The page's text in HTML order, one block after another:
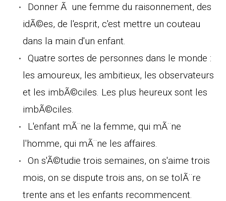
Donner Ã une femme du raisonnement, des
idÃ©es, de l'esprit, c'est mettre un couteau
dans la main d'un enfant.
Quatre sortes de personnes dans le monde :
les amoureux, les ambitieux, les observateurs
et les imbÃ©ciles. Les plus heureux sont les
imbÃ©ciles.
L'enfant mÃ¨ne la femme, qui mÃ¨ne
l'homme, qui mÃ¨ne les affaires.
On s'Ã©tudie trois semaines, on s'aime trois
mois, on se dispute trois ans, on se tolÃ¨re
trente ans et les enfants recommencent.